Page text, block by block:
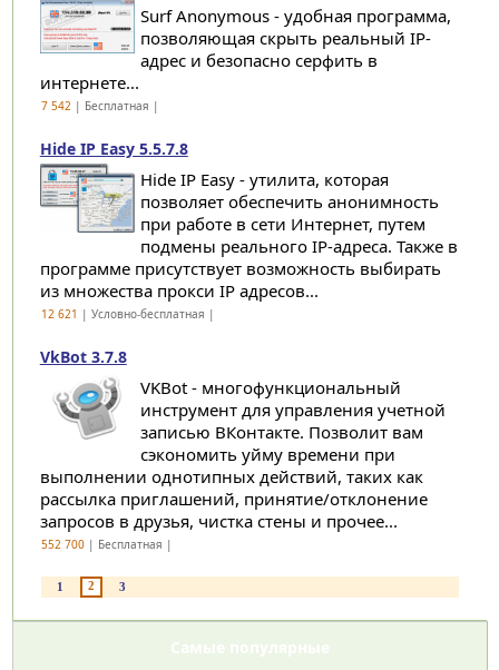
Surf Anonymous - удобная программа,
позволяющая скрыть реальный IP-
адрес и безопасно серфить в
интернете...
7 542| Бесплатная |
Hide IP Easy 5.5.7.8
Hide IP Easy - утилита, которая
позволяет обеспечить анонимность
при работе в сети Интернет, путем
подмены реального IP-адреса. Также в
программе присутствует возможность выбирать
из множества прокси IP адресов...
12 621 | Условно-бесплатная |
VkBot 3.7.8
VKBot - многофункциональный
инструмент для управления учетной
записью ВКонтакте. Позволит вам
сэкономить уйму времени при
выполнении однотипных действий, таких как
рассылка приглашений, принятие/отклонение
запросов в друзья, чистка стены и прочее...
552 700| Бесплатная |
1 2 3
Самые популярные